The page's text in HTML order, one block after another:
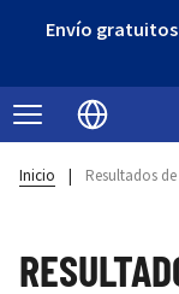
Envío gratuitos
Seleccionar
Inicio | Resultados